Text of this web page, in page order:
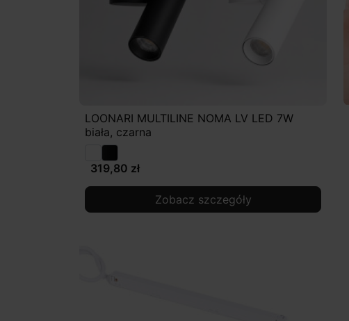
LOONARI MULTILINE NOMA LV LED 7W
biała, czarna
319,80 zł
Zobacz szczegóły